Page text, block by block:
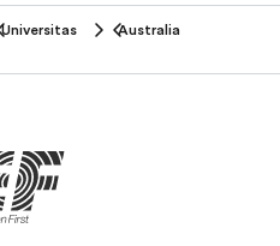
Universitas
Australia